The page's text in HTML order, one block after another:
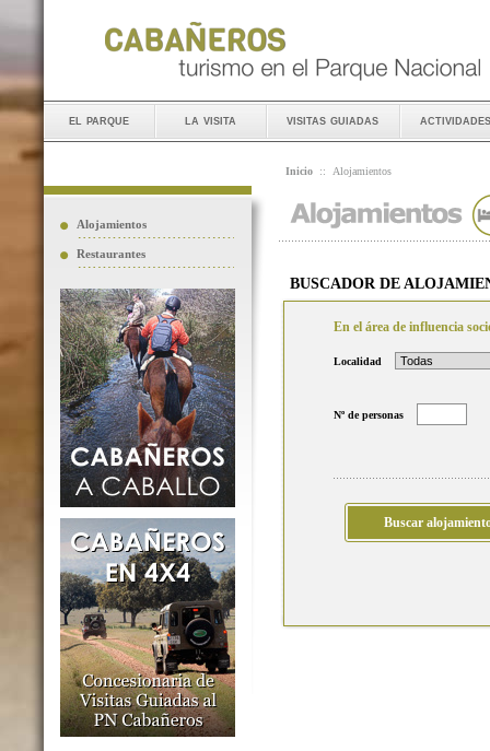
el parque la visita visitas guiadas actividades
Alojamientos
Restaurantes
Inicio :: Alojamientos
BUSCADOR DE
En el área de influencia
Localidad
Nº de personas